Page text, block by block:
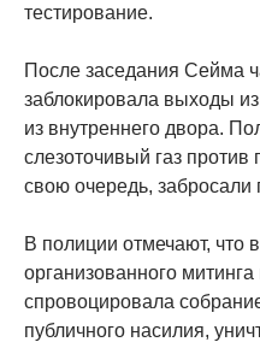
тестирование.
После заседания Сейма
заблокировала выходы
из внутреннего двора.
слезоточивый газ
свою очередь, забросали
В полиции отмечают, что
организованного
спровоцировала
публичного насилия,